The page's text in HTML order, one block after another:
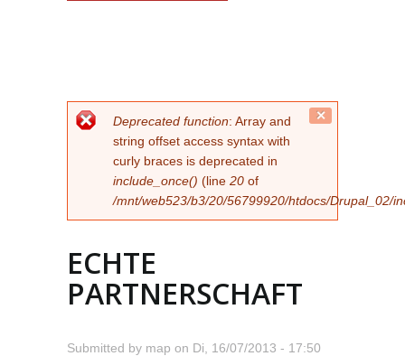
FEHLERMELDUNG
Deprecated function: Array and
string offset access syntax with
curly braces is deprecated in
include_once() (line 20 of
/mnt/web523/b3/20/56799920/htdocs/Drupal_02/
ECHTE
PARTNERSCHAFT
Submitted by map on Di, 16/07/2013 - 17:50